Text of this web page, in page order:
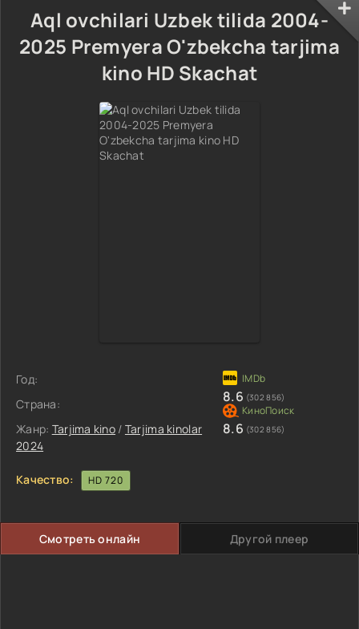
Aql ovchilari Uzbek tilida 2004-
2025 Premyera O'zbekcha tarjima
kino HD Skachat
Год:
Страна:
Жанр: Tarjima kino / Tarjima kinolar
2024
8.6 (302 856)
8.6 (302 856)
Качество: HD 720
Смотреть онлайн Другой плеер